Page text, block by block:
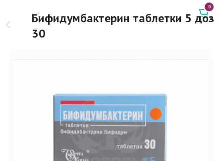
Бифидумбактерин таблетки 5 доз
30
0